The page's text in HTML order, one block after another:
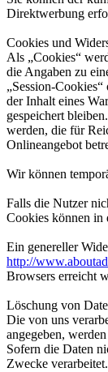
Direktwerbung
Cookies und
Als „Cookies“
die Angaben zu
„Session-
der Inhalt eines
gespeichert
werden, die für
Onlineangebot
Wir können
Falls die Nutzer
Cookies können in
Ein genereller
http://
Browsers erreicht
Löschung von
Die von uns
angegeben,
Sofern die Daten
Zwecke